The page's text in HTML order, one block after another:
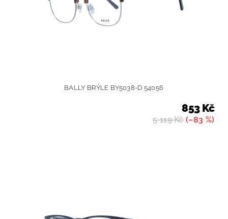
BALLY BRÝLE BY5038-D 54056
5 119 Kč(–83 %)
853 Kč